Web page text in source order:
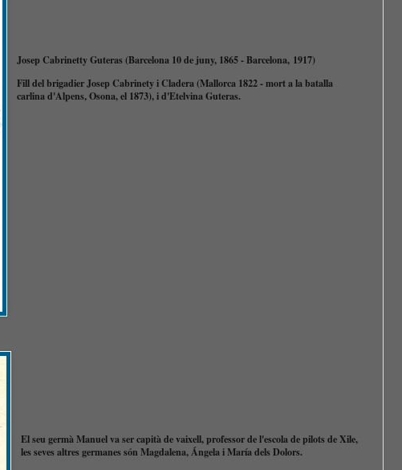
Josep Cabrinetty Guteras (Barcelona 10 de juny, 1865 - Barcelona, 1917)
Fill del brigadier Josep Cabrinety i Cladera (Mallorca 1822 - mort a la batalla
carlina d'Alpens, Osona, el 1873), i d'Etelvina Guteras.
El seu germà Manuel va ser capità de vaixell, professor de l'escola de pilots de Xile,
les seves altres germanes són Magdalena, Ángela i María dels Dolors.